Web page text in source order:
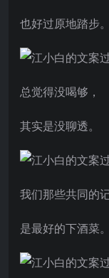
也好过原地踏步。
总觉得没喝够，
其实是没聊透。
我们那些共同的
是最好的下酒菜。